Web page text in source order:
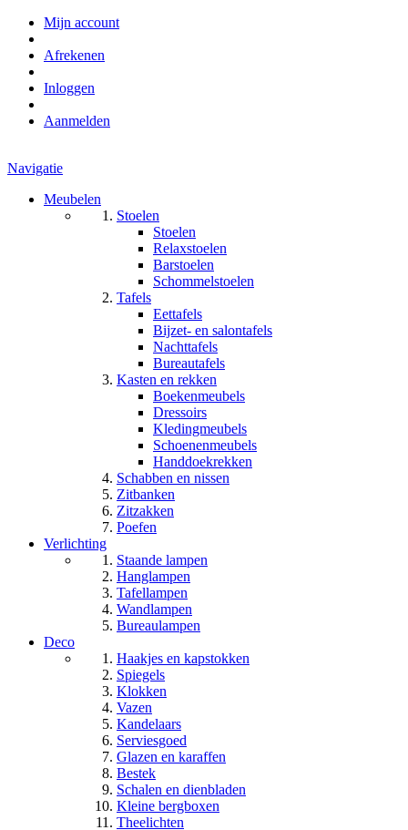
Mijn account
Afrekenen
Inloggen
Aanmelden
Navigatie
Meubelen
Stoelen
Stoelen
Relaxstoelen
Barstoelen
Schommelstoelen
Tafels
Eettafels
Bijzet- en salontafels
Nachttafels
Bureautafels
Kasten en rekken
Boekenmeubels
Dressoirs
Kledingmeubels
Schoenenmeubels
Handdoekrekken
Schabben en nissen
Zitbanken
Zitzakken
Poefen
Verlichting
Staande lampen
Hanglampen
Tafellampen
Wandlampen
Bureaulampen
Deco
Haakjes en kapstokken
Spiegels
Klokken
Vazen
Kandelaars
Serviesgoed
Glazen en karaffen
Bestek
Schalen en dienbladen
Kleine bergboxen
Theelichten